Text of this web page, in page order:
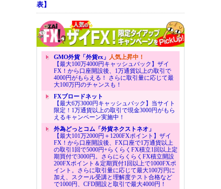
表】
GMO外貨「外貨ex」 人気上昇中！
【最大100万4000円キャッシュバック】ザイ
FX！から口座開設後、1万通貨以上の取引で
4000円がもらえる！ さらに取引量に応じて最
大100万円のチャンスも！
FXブロードネット
【最大6万3000円キャッシュバック】当サイト
限定！1万通貨以上の取引で現金3000円がもら
えるキャンペーン実施中！
外為どっとコム「外貨ネクストネオ」
【最大101万2000円＋1200FXポイント】ザイ
FX！から口座開設後、FX口座で1万通貨以上
の取引1回で5000円+らくらくFX積立1回以上定
期買付で3000円。さらにらくらくFX積立開設
200FXポイント＆定期買付1回以上で1000FXポ
イント。さらに取引量に応じて最大100万円に
加え、スクール受講と理解度テスト合格など
で1000円、CFD開設と取引で最大4000円！